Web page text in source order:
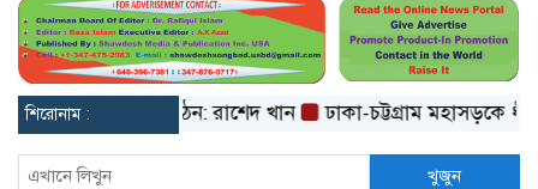
শিরোনাম :শিশু সংগঠন: রাশেদ খান ঢাকা-চট্টগ্রাম মহাসড়কে
খুজুন